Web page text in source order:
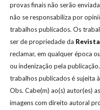
provas finais não serão
não se responsabiliza por
trabalhos publicados. Os
ser de propriedade da Revista
reclamar, em qualquer época
ou indenização pela
trabalhos publicados é sujeita
Obs. Cabe(m) ao(s) autor(es)
imagens com direito autoral